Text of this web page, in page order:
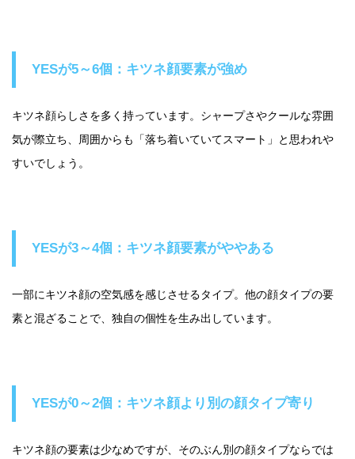
YESが5～6個：キツネ顔要素が強め
キツネ顔らしさを多く持っています。シャープさやクールな雰囲
気が際立ち、周囲からも「落ち着いていてスマート」と思われや
すいでしょう。
YESが3～4個：キツネ顔要素がややある
一部にキツネ顔の空気感を感じさせるタイプ。他の顔タイプの要
素と混ざることで、独自の個性を生み出しています。
YESが0～2個：キツネ顔より別の顔タイプ寄り
キツネ顔の要素は少なめですが、そのぶん別の顔タイプならでは